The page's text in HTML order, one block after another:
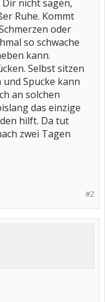
nicht sagen,
Ruhe. Kommt
oder
so schwache
kann.
Selbst sitzen
Spucke kann
an solchen
das einzige
hilft. Da tut
zwei Tagen
#2